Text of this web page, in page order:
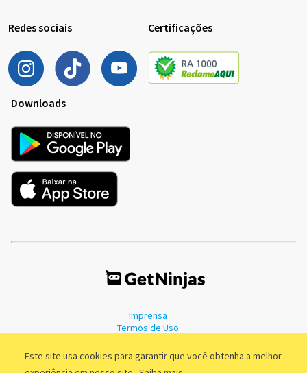
Este site usa cookies para garantir que você obtenha a melhor
Redes sociais Certificações
Downloads
Imprensa
Termos de Uso